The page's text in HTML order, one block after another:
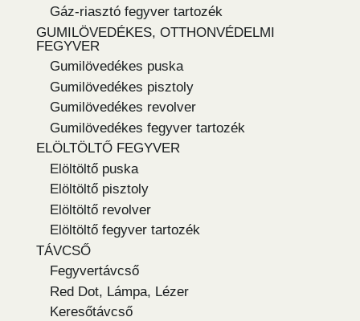
Gáz-riasztó fegyver tartozék
GUMILÖVEDÉKES, OTTHONVÉDELMI
FEGYVER
Gumilövedékes puska
Gumilövedékes pisztoly
Gumilövedékes revolver
Gumilövedékes fegyver tartozék
ELÖLTÖLTŐ FEGYVER
Elöltöltő puska
Elöltöltő pisztoly
Elöltöltő revolver
Elöltöltő fegyver tartozék
TÁVCSŐ
Fegyvertávcső
Red Dot, Lámpa, Lézer
Keresőtávcső